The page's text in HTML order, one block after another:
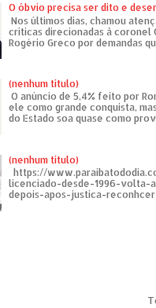
O óbvio precisa ser dito e
Nos últimos dias, chamou
críticas direcionadas à coronel
Rogério Greco por demandas
(nenhum título)
O anúncio de 5,4% feito por
ele como grande conquista,
do Estado soa quase como
(nenhum título)
https://
licenciado-desde-1996-volta-
depois-apos-justica-